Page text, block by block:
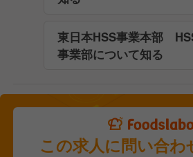
東日本HSS事業本部
事業部について知る
この求人に問い合わ